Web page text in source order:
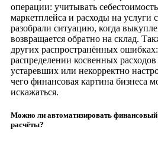
операции: учитывать
маркетплейса и расходы на услуги
разобрали ситуацию, когда
возвращается обратно на склад.
других распространённых
распределении косвенных
устаревших или некорректно
чего финансовая картина бизнеса
искажаться.
Можно ли автоматизировать финансовый
расчёты?